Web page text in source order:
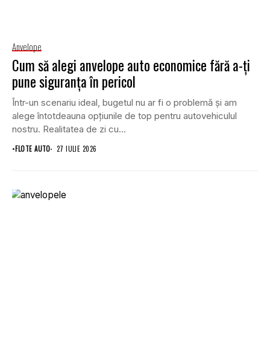
Anvelope
Cum să alegi anvelope auto economice fără a-ți
pune siguranța în pericol
Într-un scenariu ideal, bugetul nu ar fi o problemă și am
alege întotdeauna opțiunile de top pentru autovehiculul
nostru. Realitatea de zi cu...
•FLOTE AUTO 27 IULIE 2026